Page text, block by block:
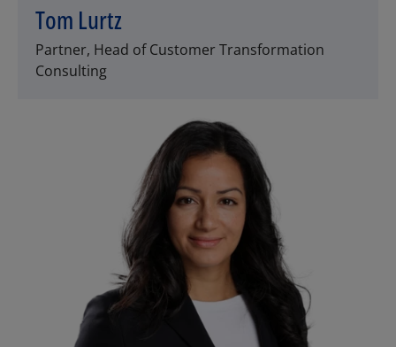
Tom Lurtz
Partner, Head of Customer Transformation
Consulting